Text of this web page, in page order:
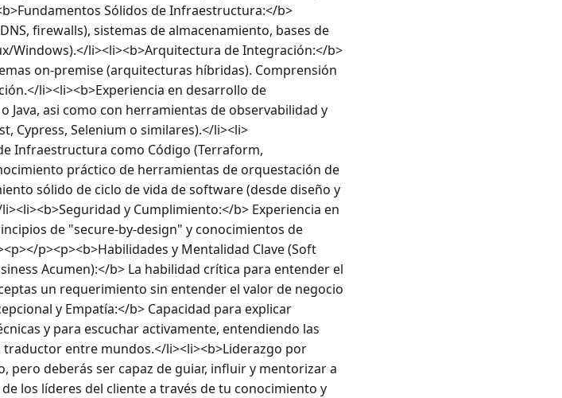
Sólidos de Infraestructura:</b>
firewalls), sistemas de almacenamiento, bases de
Windows).</li><li><b>Arquitectura de Integración:</b>
on-premise (arquitecturas híbridas). Comprensión
li><li><b>Experiencia en desarrollo de
Java, asi como con herramientas de observabilidad y
Cypress, Selenium o similares).</li><li>
Infraestructura como Código (Terraform,
práctico de herramientas de orquestación de
sólido de ciclo de vida de software (desde diseño y
y Cumplimiento:</b> Experiencia en
de "secure-by-design" y conocimientos de
p><p><b>Habilidades y Mentalidad Clave (Soft
Acumen):</b> La habilidad crítica para entender el
un requerimiento sin entender el valor de negocio
y Empatía:</b> Capacidad para explicar
y para escuchar activamente, entendiendo las
entre mundos.</li><li><b>Liderazgo por
pero deberás ser capaz de guiar, influir y mentorizar a
los líderes del cliente a través de tu conocimiento y